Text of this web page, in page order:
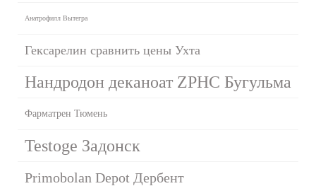
Анатрофилл Вытегра
Гексарелин сравнить цены Ухта
Нандродон деканоат ZPHC Бугульма
Фарматрен Тюмень
Testoge Задонск
Primobolan Depot Дербент